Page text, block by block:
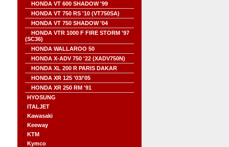
HONDA VT 600 SHADOW '99
HONDA VT 750 RS '10 (VT750SA)
HONDA VT 750 SHADOW '04
HONDA VTR 1000 F FIRE STORM '97
(SC36)
HONDA WALLAROO 50
HONDA X-ADV 750 '22 (XADV750N)
HONDA XL 200 R PARIS DAKAR
HONDA XR 125 '03/'05
HONDA XR 250 RM '91
HYOSUNG
ITALJET
Kawasaki
Keeway
KTM
Kymco